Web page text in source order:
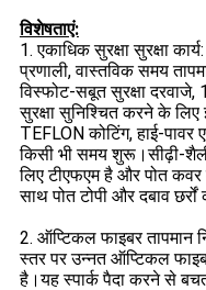
विशेषताएं:
1. एकाधिक सुरक्षा सुरक्षा
प्रणाली, वास्तविक समय
विस्फोट-सबूत सुरक्षा दरवाजे,
सुरक्षा सुनिश्चित करने के
TEFLON कोटिंग, हाई-पावर
किसी भी समय शुरू।सीढ़ी-
लिए टीएफएम है और पोत
साथ पोत टोपी और दबाव
2. ऑप्टिकल फाइबर तापमान
स्तर पर उन्नत ऑप्टिकल
है।यह स्पार्क पैदा करने से